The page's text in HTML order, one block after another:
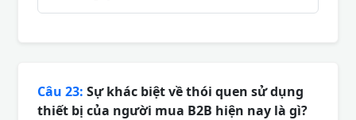
Câu 23: Sự khác biệt về thói quen sử dụng
thiết bị của người mua B2B hiện nay là gì?